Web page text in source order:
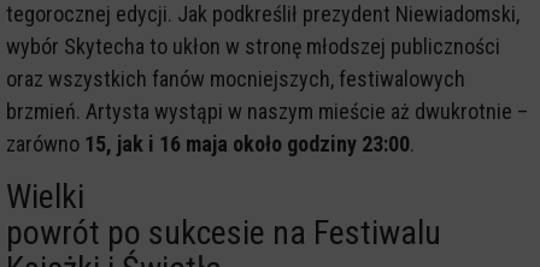
tegorocznej edycji. Jak podkreślił prezydent Niewiadomski,
wybór Skytecha to ukłon w stronę młodszej publiczności
oraz wszystkich fanów mocniejszych, festiwalowych
brzmień. Artysta wystąpi w naszym mieście aż dwukrotnie –
zarówno 15, jak i 16 maja około godziny 23:00.
Wielki
powrót po sukcesie na Festiwalu